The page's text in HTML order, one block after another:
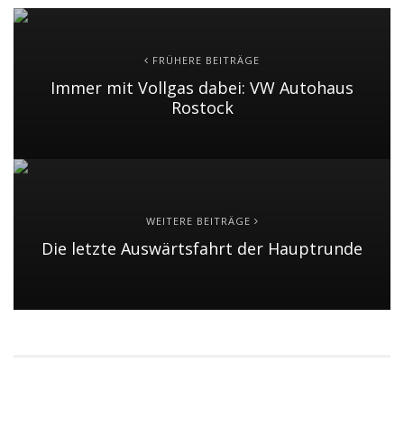
FRÜHERE BEITRÄGE
Immer mit Vollgas dabei: VW Autohaus
Rostock
WEITERE BEITRÄGE
Die letzte Auswärtsfahrt der Hauptrunde